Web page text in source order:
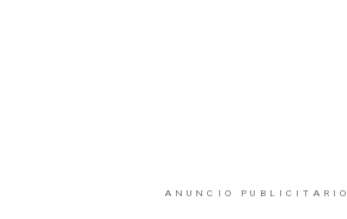
ANUNCIO PUBLICITARIO